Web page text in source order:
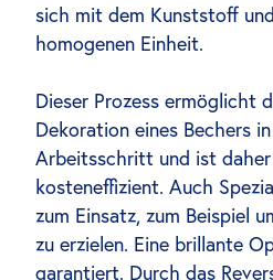
sich mit dem Kunststoff
homogenen Einheit.
Dieser Prozess ermöglicht
Dekoration eines Bechers
Arbeitsschritt und ist
kosteneffizient. Auch
zum Einsatz, zum Beispiel
zu erzielen. Eine brillante
garantiert. Durch das